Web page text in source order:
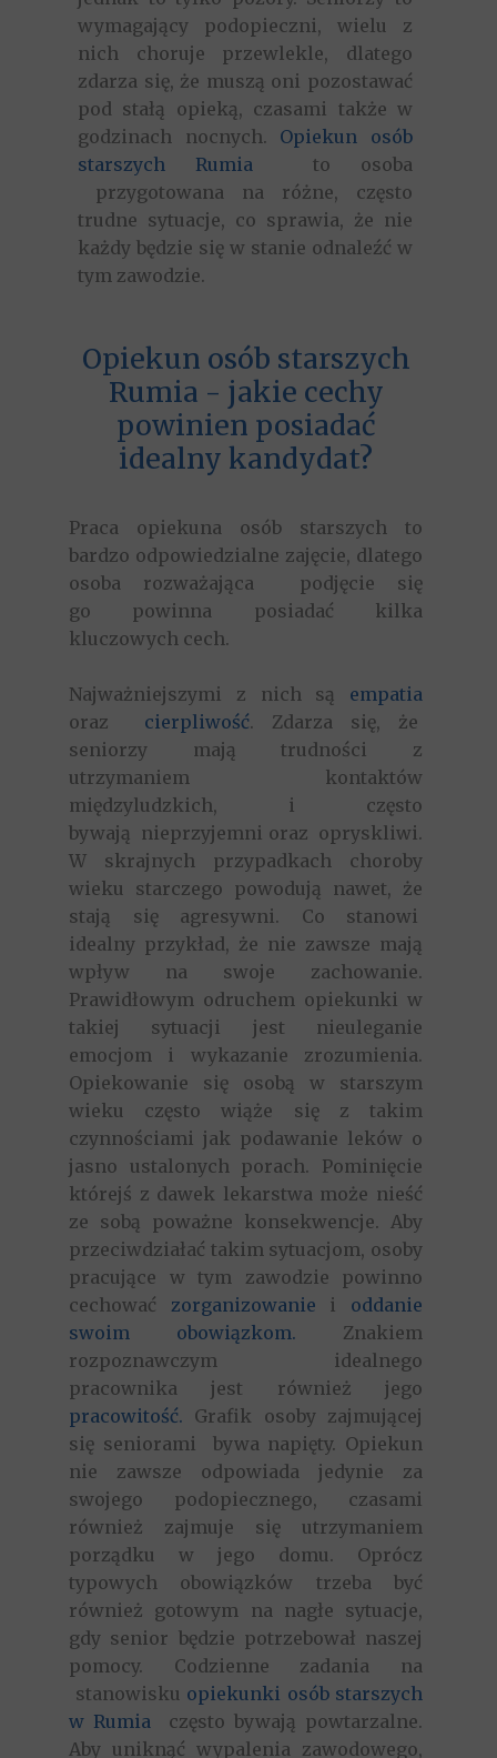
Opiekun osób starszych
Rumia - jakie cechy
powinien posiadać
idealny kandydat?
Praca opiekuna osób starszych to
bardzo odpowiedzialne zajęcie, dlatego
osoba rozważająca podjęcie się
go powinna posiadać kilka
kluczowych cech.
Najważniejszymi z nich są empatia
oraz
cierpliwość. Zdarza się, że
seniorzy mają trudności z
utrzymaniem kontaktów
międzyludzkich, i często
bywają nieprzyjemni oraz opryskliwi.
W skrajnych przypadkach choroby
wieku starczego powodują nawet, że
stają się agresywni. Co stanowi
idealny przykład, że nie zawsze mają
wpływ na swoje zachowanie.
Prawidłowym odruchem opiekunki w
takiej sytuacji jest nieuleganie
emocjom i wykazanie zrozumienia.
Opiekowanie się osobą w starszym
wieku często wiąże się z takim
czynnościami jak podawanie leków o
jasno ustalonych porach. Pominięcie
którejś z dawek lekarstwa może nieść
ze sobą poważne konsekwencje. Aby
przeciwdziałać takim sytuacjom, osoby
pracujące w tym zawodzie powinno
cechować
zorganizowanie i
oddanie
swoim obowiązkom. Znakiem
rozpoznawczym idealnego
pracownika jest również jego
pracowitość. Grafik osoby zajmującej
się seniorami bywa napięty. Opiekun
nie zawsze odpowiada jedynie za
swojego podopiecznego, czasami
również zajmuje się utrzymaniem
porządku w jego domu. Oprócz
typowych obowiązków trzeba być
również gotowym na nagłe sytuacje,
gdy senior będzie potrzebował naszej
pomocy. Codzienne zadania na
stanowisku opiekunki osób starszych
w Rumia często bywają powtarzalne.
Aby uniknąć wypalenia zawodowego,
wymagający podopieczni, wielu z
nich choruje przewlekle, dlatego
zdarza się, że muszą oni pozostawać
pod stałą opieką, czasami także w
godzinach nocnych. Opiekun osób
starszych Rumia to osoba
przygotowana na różne, często
trudne sytuacje, co sprawia, że nie
każdy będzie się w stanie odnaleźć w
tym zawodzie.